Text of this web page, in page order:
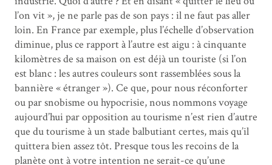
l’on vit », je ne parle pas de son pays : il ne faut pas aller
loin. En France par exemple, plus l’échelle d’observation
diminue, plus ce rapport à l’autre est aigu : à cinquante
kilomètres de sa maison on est déjà un touriste (si l’on
est blanc : les autres couleurs sont rassemblées sous la
bannière « étranger »). Ce que, pour nous réconforter
ou par snobisme ou hypocrisie, nous nommons voyage
aujourd’hui par opposition au tourisme n’est rien d’autre
que du tourisme à un stade balbutiant certes, mais qu’il
quittera bien assez tôt. Presque tous les recoins de la
planète ont à votre intention ne serait-ce qu’une